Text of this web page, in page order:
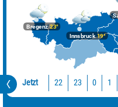
Bregenz23°
Innsbruck19°
Jetzt 22 23 0 1